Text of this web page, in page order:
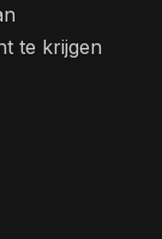
te krijgen